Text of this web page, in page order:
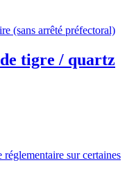
(sans arrêté préfectoral)
tigre / quartz
sur certaines